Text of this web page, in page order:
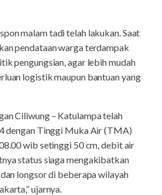
malam tadi telah lakukan. Saat
pendataan warga terdampak
pengungsian, agar lebih mudah
logistik maupun bantuan yang
Ciliwung – Katulampa telah
dengan Tinggi Muka Air (TMA)
wib setinggi 50 cm, debit air
status siaga mengakibatkan
longsor di beberapa wilayah
ujarnya.